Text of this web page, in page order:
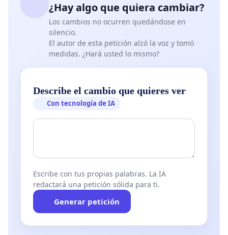
¿Hay algo que quiera cambiar?
Los cambios no ocurren quedándose en
silencio.
El autor de esta petición alzó la voz y tomó
medidas. ¿Hará usted lo mismo?
Describe el cambio que quieres ver
Con tecnología de IA
Escribe con tus propias palabras. La IA
redactará una petición sólida para ti.
Generar petición